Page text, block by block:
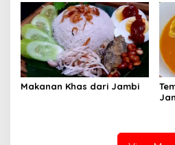
Makanan Khas dari Jambi